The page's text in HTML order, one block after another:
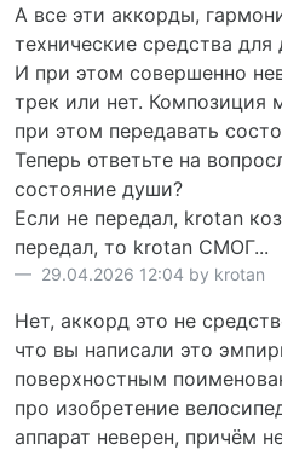
А все эти аккорды,
технические средства
И при этом совершенно
трек или нет. Композиция
при этом передавать
Теперь ответьте на
состояние души?
Если не передал, krotan
передал, то krotan СМОГ...
29.04.2026 12:04 by krotan
Нет, аккорд это не
что вы написали это
поверхностным
про изобретение
аппарат неверен, причём